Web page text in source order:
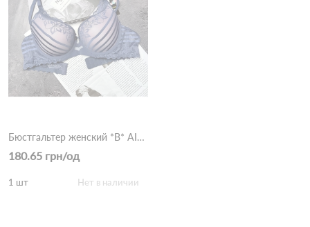
Бюстгальтер женский *B* AIMINA 38982 Синій
180.65 грн/од
1 шт Нет в наличии